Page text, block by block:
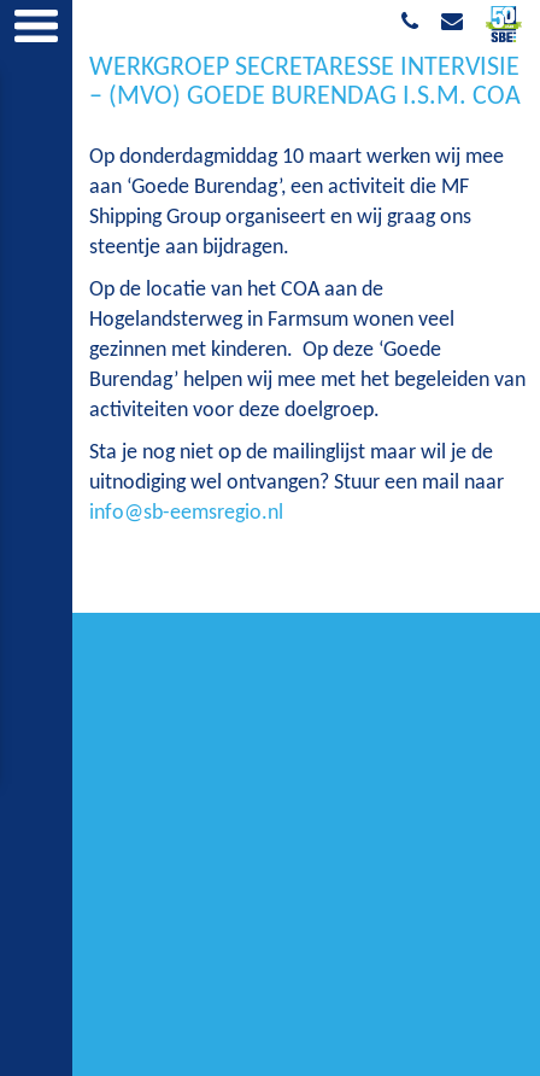
WERKGROEP SECRETARESSE INTERVISIE
– (MVO) GOEDE BURENDAG I.S.M. COA
Op donderdagmiddag 10 maart werken wij mee
aan ‘Goede Burendag’, een activiteit die MF
Shipping Group organiseert en wij graag ons
steentje aan bijdragen.
Op de locatie van het COA aan de
Hogelandsterweg in Farmsum wonen veel
gezinnen met kinderen. Op deze ‘Goede
Burendag’ helpen wij mee met het begeleiden van
activiteiten voor deze doelgroep.
Sta je nog niet op de mailinglijst maar wil je de
uitnodiging wel ontvangen? Stuur een mail naar
info@sb-eemsregio.nl